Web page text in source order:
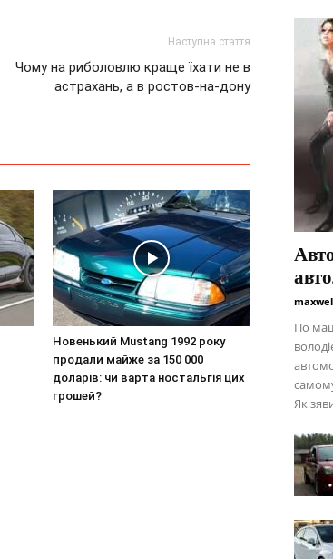
Наступна стаття
Чому на риболовлю краще їхати не в
астрахань, а в ростов-на-дону
Новенький Mustang 1992 року
продали майже за 150 000
доларів: чи варта ностальгія цих
грошей?
По
Як